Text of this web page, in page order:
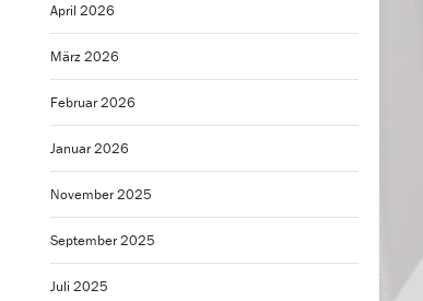
April 2026
März 2026
Februar 2026
Januar 2026
November 2025
September 2025
Juli 2025